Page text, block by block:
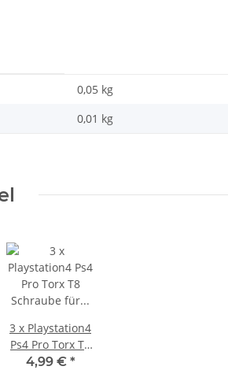
0,05 kg
0,01 kg
3 x Playstation4
Ps4 Pro Torx T8
Schraube für
4,99 € *